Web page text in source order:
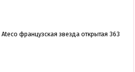
французская звезда открытая 363